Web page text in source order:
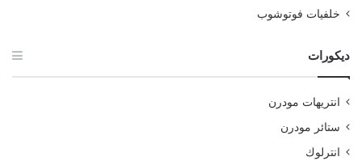
خلفيات فوتوشوب
ديكورات
انتريهات مودرن
ستائر مودرن
انترلوك